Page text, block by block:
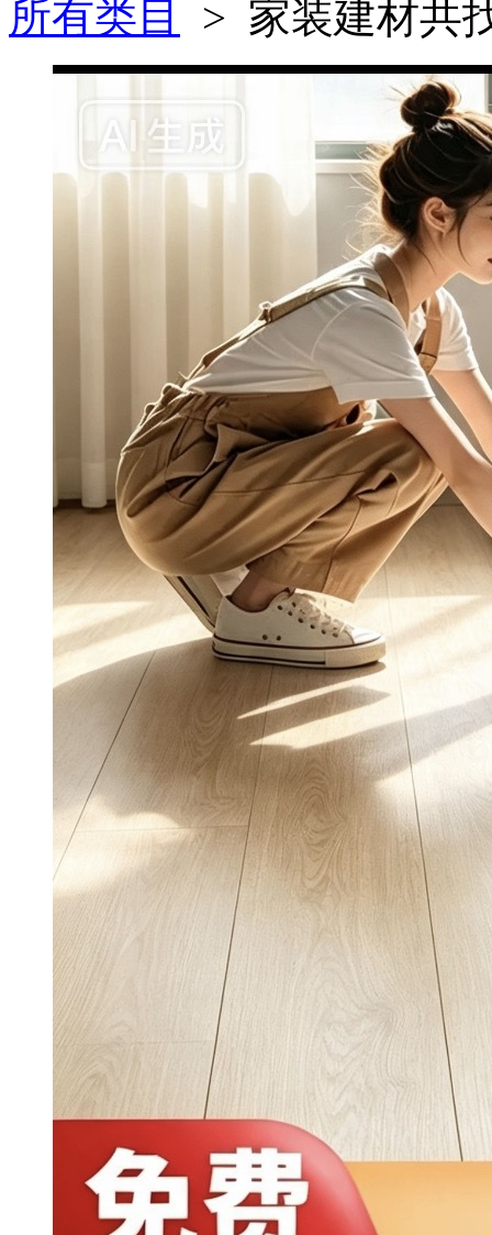
所有类目
> 家装建材共